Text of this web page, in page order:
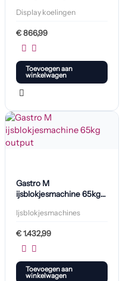
koelkast zwart 160L
Display koelingen
€866,99
Toevoegen aan
winkelwagen
Gastro M
ijsblokjesmachine 65kg
Ijsblokjesmachines
€1.432,99
Toevoegen aan
winkelwagen